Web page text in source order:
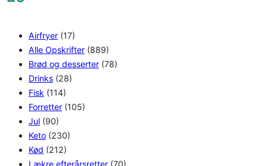
Airfryer (17)
Alle Opskrifter (889)
Brød og desserter (78)
Drinks (28)
Fisk (114)
Forretter (105)
Jul (90)
Keto (230)
Kød (212)